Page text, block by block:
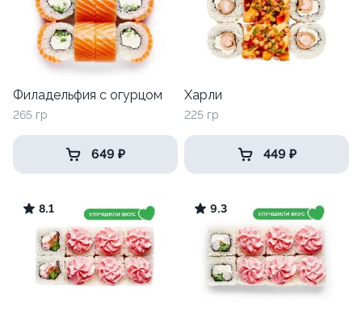
Филадельфия с огурцом
265 гр
649 ₽
Харли
225 гр
449 ₽
8.1 9.3